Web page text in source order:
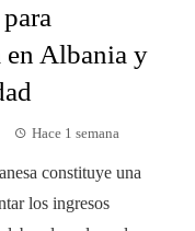
en Albania y
Hace 1 semana
constituye una
los ingresos